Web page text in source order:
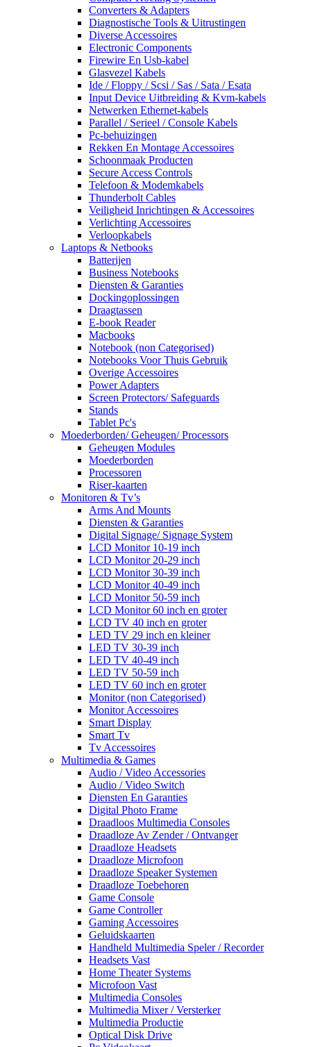
Converters & Adapters
Diagnostische Tools & Uitrustingen
Diverse Accessoires
Electronic Components
Firewire En Usb-kabel
Glasvezel Kabels
Ide / Floppy / Scsi / Sas / Sata / Esata
Input Device Uitbreiding & Kvm-kabels
Netwerken Ethernet-kabels
Parallel / Serieel / Console Kabels
Pc-behuizingen
Rekken En Montage Accessoires
Schoonmaak Producten
Secure Access Controls
Telefoon & Modemkabels
Thunderbolt Cables
Veiligheid Inrichtingen & Accessoires
Verlichting Accessoires
Verloopkabels
Laptops & Netbooks
Batterijen
Business Notebooks
Diensten & Garanties
Dockingoplossingen
Draagtassen
E-book Reader
Macbooks
Notebook (non Categorised)
Notebooks Voor Thuis Gebruik
Overige Accessoires
Power Adapters
Screen Protectors/ Safeguards
Stands
Tablet Pc's
Moederborden/ Geheugen/ Processors
Geheugen Modules
Moederborden
Processoren
Riser-kaarten
Monitoren & Tv’s
Arms And Mounts
Diensten & Garanties
Digital Signage/ Signage System
LCD Monitor 10-19 inch
LCD Monitor 20-29 inch
LCD Monitor 30-39 inch
LCD Monitor 40-49 inch
LCD Monitor 50-59 inch
LCD Monitor 60 inch en groter
LCD TV 40 inch en groter
LED TV 29 inch en kleiner
LED TV 30-39 inch
LED TV 40-49 inch
LED TV 50-59 inch
LED TV 60 inch en groter
Monitor (non Categorised)
Monitor Accessoires
Smart Display
Smart Tv
Tv Accessoires
Multimedia & Games
Audio / Video Accessories
Audio / Video Switch
Diensten En Garanties
Digital Photo Frame
Draadloos Multimedia Consoles
Draadloze Av Zender / Ontvanger
Draadloze Headsets
Draadloze Microfoon
Draadloze Speaker Systemen
Draadloze Toebehoren
Game Console
Game Controller
Gaming Accessoires
Geluidskaarten
Handheld Multimedia Speler / Recorder
Headsets Vast
Home Theater Systems
Microfoon Vast
Multimedia Consoles
Multimedia Mixer / Versterker
Multimedia Productie
Optical Disk Drive